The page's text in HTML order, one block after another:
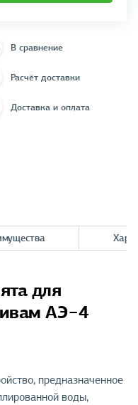
В сравнение
Расчёт доставки
Доставка и оплата
для
АЭ−4
предназначенное
воды,